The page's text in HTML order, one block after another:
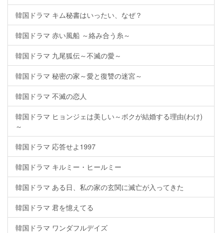
韓国ドラマ キム秘書はいったい、なぜ？
韓国ドラマ 赤い風船 ～絡み合う糸～
韓国ドラマ 九尾狐伝～不滅の愛～
韓国ドラマ 秘密の家～愛と復讐の迷宮～
韓国ドラマ 不滅の恋人
韓国ドラマ ヒョンジェは美しい～ボクが結婚する理由(わけ)
～
韓国ドラマ 応答せよ1997
韓国ドラマ キルミー・ヒールミー
韓国ドラマ ある日、私の家の玄関に滅亡が入ってきた
韓国ドラマ 君を憶えてる
韓国ドラマ ワンダフルデイズ